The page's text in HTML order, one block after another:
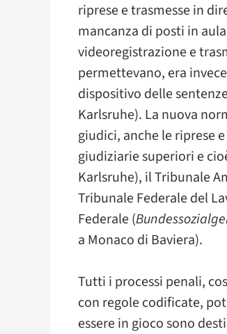
riprese e trasmesse in
mancanza di posti in
videoregistrazione e
permettevano, era
dispositivo delle
Karlsruhe). La nuova
giudici, anche le riprese
giudiziarie superiori e
Karlsruhe), il Tribunale
Tribunale Federale del
Federale (
a Monaco di Baviera).
Tutti i processi penali,
con regole codificate,
essere in gioco sono